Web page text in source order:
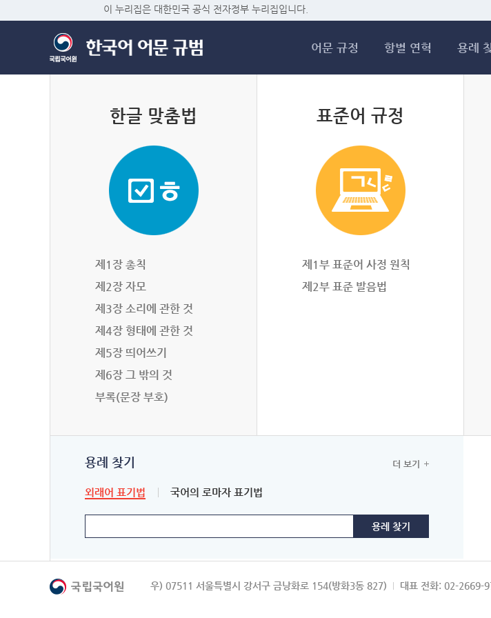
이 누리집은 대한민국 공식 전자정부 누리집입니다.
어문 규정 항별 연혁 용례
한글 맞춤법
제1장 총칙
제2장 자모
제3장 소리에 관한 것
제4장 형태에 관한 것
제5장 띄어쓰기
제6장 그 밖의 것
부록(문장 부호)
표준어 규정
제1부 표준어 사정 원칙
제2부 표준 발음법
용례 찾기
외래어 표기법 국어의 로마자 표기법
더 보기
우) 07511 서울특별시 강서구 금낭화로 154(방화3동 827) 대표 전화: 02-2669-